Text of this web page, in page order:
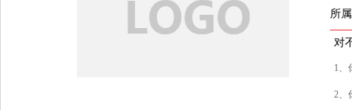
所
对
1、
2、